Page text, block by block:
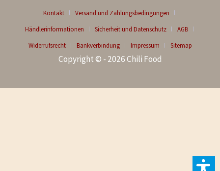
Kontakt
Versand und Zahlungsbedingungen
Händlerinformationen
Sicherheit und Datenschutz
AGB
Widerrufsrecht
Bankverbindung Impressum Sitemap
Copyright © - 2026 Chili Food